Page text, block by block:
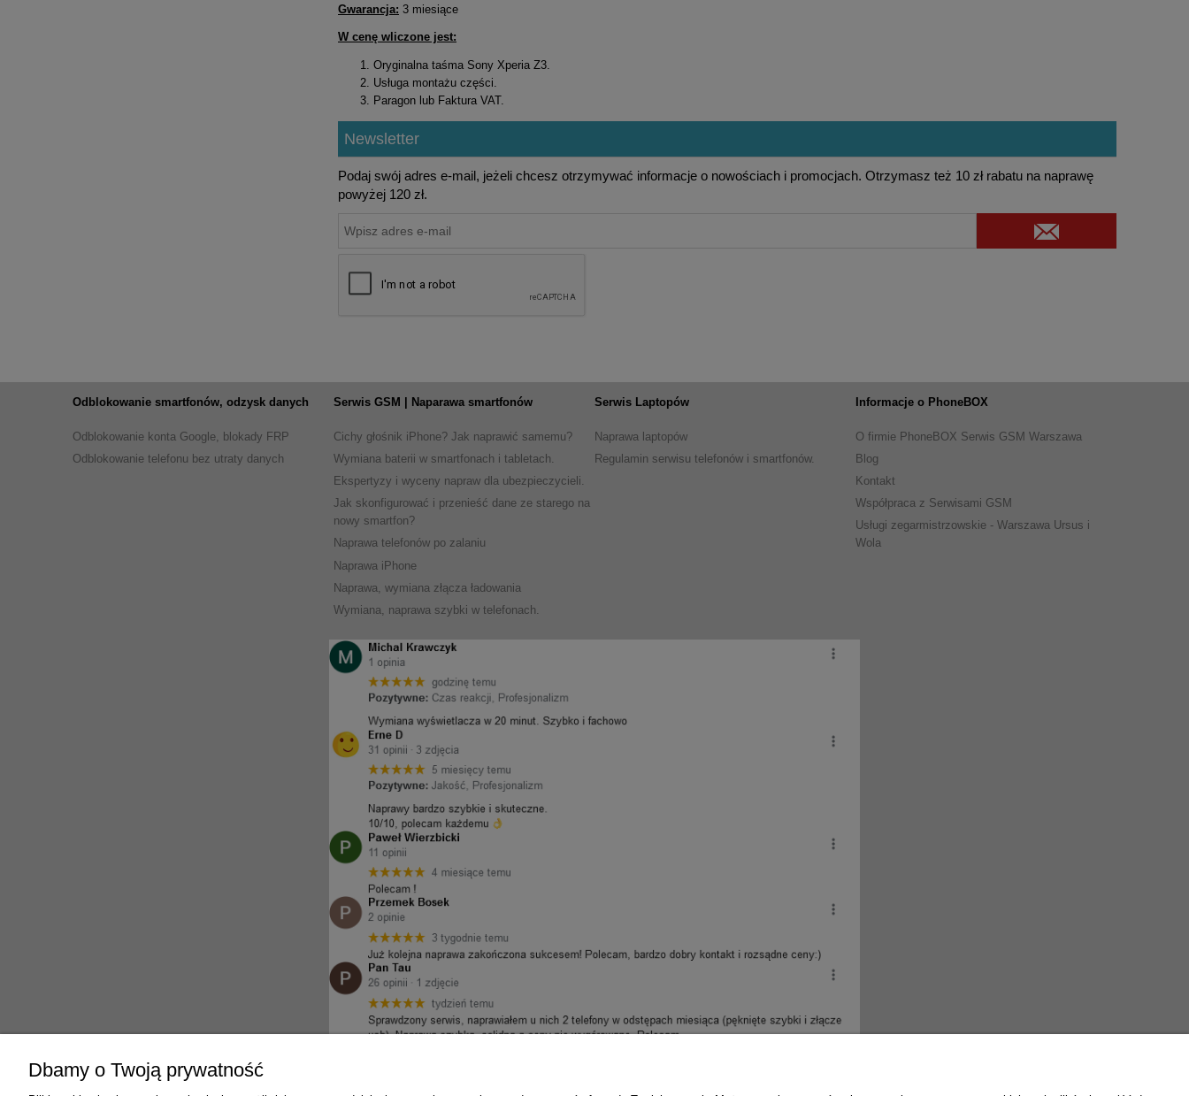
Gwarancja: 3 miesiące
W cenę wliczone jest:
Oryginalna taśma Sony Xperia Z3.
Usługa montażu części.
Paragon lub Faktura VAT.
Newsletter
Podaj swój adres e-mail, jeżeli chcesz otrzymywać informacje o nowościach i promocjach. Otrzymasz też 10 zł rabatu na naprawę
powyżej 120 zł.
Odblokowanie smartfonów, odzysk danych
Odblokowanie konta Google, blokady FRP
Odblokowanie telefonu bez utraty danych
Serwis GSM | Naparawa smartfonów
Cichy głośnik iPhone? Jak naprawić samemu?
Wymiana baterii w smartfonach i tabletach.
Ekspertyzy i wyceny napraw dla ubezpieczycieli.
Jak skonfigurować i przenieść dane ze starego na
nowy smartfon?
Naprawa telefonów po zalaniu
Naprawa iPhone
Naprawa, wymiana złącza ładowania
Wymiana, naprawa szybki w telefonach.
Serwis Laptopów
Naprawa laptopów
Regulamin serwisu telefonów i smartfonów.
Informacje o PhoneBOX
O firmie PhoneBOX Serwis GSM Warszawa
Blog
Kontakt
Współpraca z Serwisami GSM
Usługi zegarmistrzowskie - Warszawa Ursus i
Wola
Dbamy o Twoją prywatność